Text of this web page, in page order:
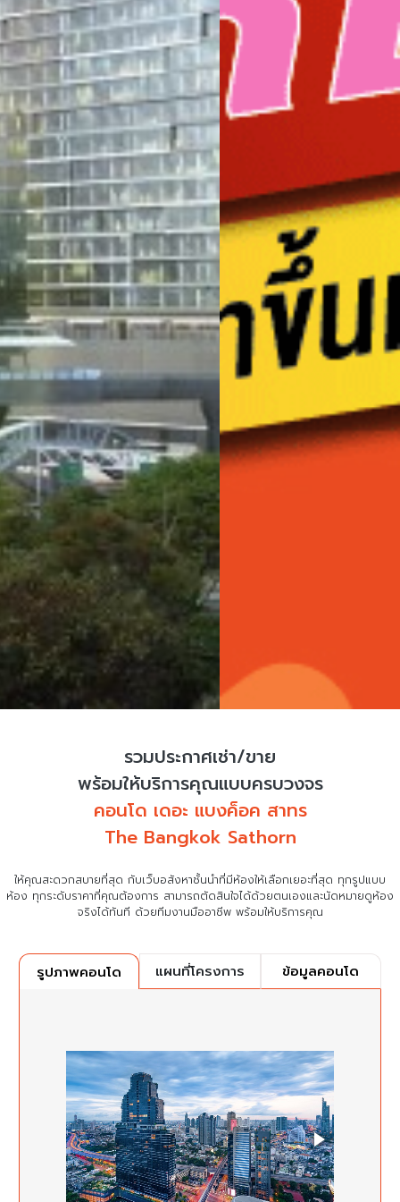
รวมประกาศเช่า/ขาย
พร้อมให้บริการคุณแบบครบวงจร
คอนโด เดอะ แบงค็อค สาทร
The Bangkok Sathorn
ให้คุณสะดวกสบายที่สุด กับเว็บอสังหาชั้นนำที่มีห้องให้เลือกเยอะที่สุด ทุกรูปแบบ
ห้อง ทุกระดับราคาที่คุณต้องการ สามารถตัดสินใจได้ด้วยตนเองและนัดหมายดูห้อง
จริงได้ทันที ด้วยทีมงานมืออาชีพ พร้อมให้บริการคุณ
รูปภาพคอนโด แผนที่โครงการ ข้อมูลคอนโด